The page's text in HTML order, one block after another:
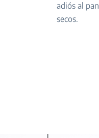
adiós al
secos.